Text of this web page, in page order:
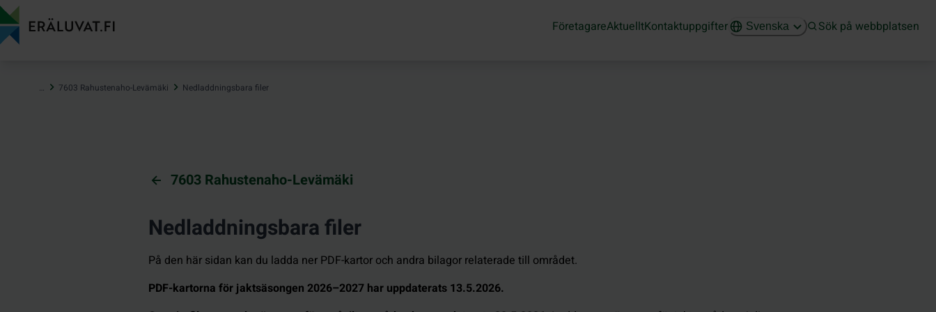
Hoppa
till
innehåll
FöretagareAktuelltKontaktuppgifter Svenska Sök på webbplatsen
… 7603 Rahustenaho-Levämäki Nedladdningsbara filer
7603 Rahustenaho-Levämäki
Nedladdningsbara filer
På den här sidan kan du ladda ner PDF-kartor och andra bilagor relaterade till området.
PDF-kartorna för jaktsäsongen 2026–2027 har uppdaterats 13.5.2026.